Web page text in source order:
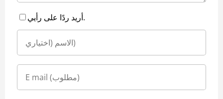
أريد ردًا على رأيي.